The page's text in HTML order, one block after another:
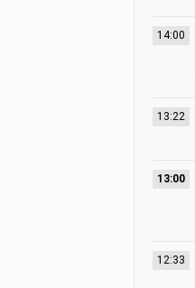
14:00
13:22
13:00
12:33